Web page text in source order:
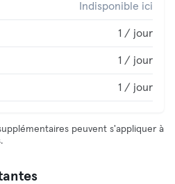
Indisponible ici
1 / jour
1 / jour
1 / jour
peuvent s'appliquer à